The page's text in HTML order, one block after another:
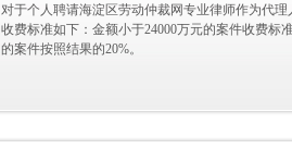
对于个人聘请海淀区劳动仲裁网专业律师作为代
收费标准如下：金额小于24000万元的案件收费标
的案件按照结果的20%。